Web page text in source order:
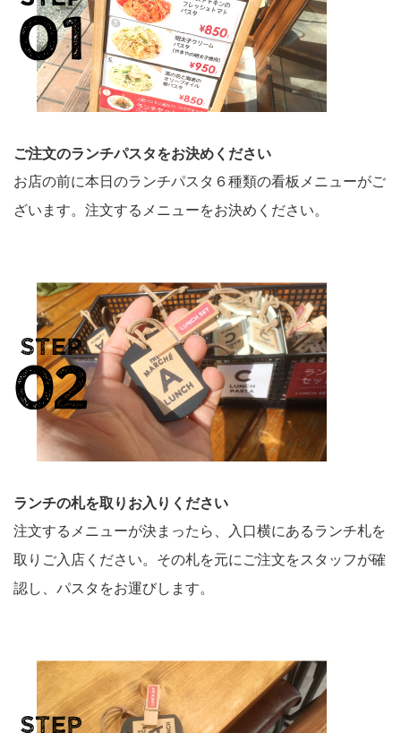
ご注文のランチパスタをお決めください
お店の前に本日のランチパスタ６種類の看板メニューがご
ざいます。注文するメニューをお決めください。
ランチの札を取りお入りください
注文するメニューが決まったら、入口横にあるランチ札を
取りご入店ください。その札を元にご注文をスタッフが確
認し、パスタをお運びします。